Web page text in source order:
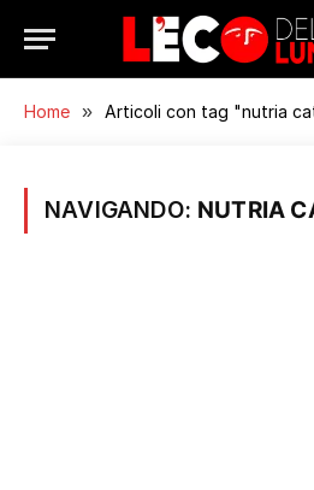
Home » Articoli con tag "nutria
NAVIGANDO: NUTRIA